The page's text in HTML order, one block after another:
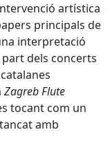
artística
principals de
interpretació
dels concerts
Zagreb Flute
tocant com un
amb